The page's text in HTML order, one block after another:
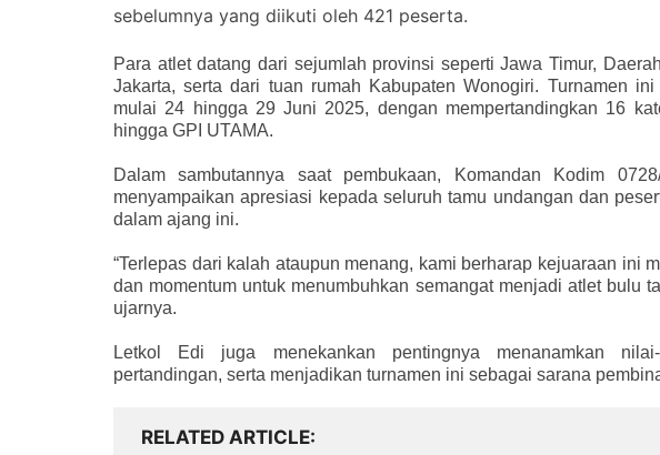
sebelumnya yang diikuti oleh 421 peserta.
Para atlet datang dari sejumlah provinsi seperti Jawa Timur,
Jakarta, serta dari tuan rumah Kabupaten Wonogiri. Turnamen
mulai 24 hingga 29 Juni 2025, dengan mempertandingkan 16
hingga GPI UTAMA.
Dalam sambutannya saat pembukaan, Komandan Kodim
menyampaikan apresiasi kepada seluruh tamu undangan dan
dalam ajang ini.
“Terlepas dari kalah ataupun menang, kami berharap kejuaraan ini
dan momentum untuk menumbuhkan semangat menjadi atlet bulu
ujarnya.
Letkol Edi juga menekankan pentingnya menanamkan
pertandingan, serta menjadikan turnamen ini sebagai sarana
RELATED ARTICLE